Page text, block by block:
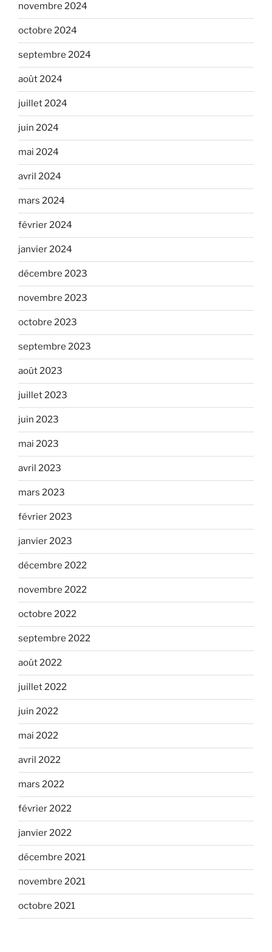
novembre 2024
octobre 2024
septembre 2024
août 2024
juillet 2024
juin 2024
mai 2024
avril 2024
mars 2024
février 2024
janvier 2024
décembre 2023
novembre 2023
octobre 2023
septembre 2023
août 2023
juillet 2023
juin 2023
mai 2023
avril 2023
mars 2023
février 2023
janvier 2023
décembre 2022
novembre 2022
octobre 2022
septembre 2022
août 2022
juillet 2022
juin 2022
mai 2022
avril 2022
mars 2022
février 2022
janvier 2022
décembre 2021
novembre 2021
octobre 2021